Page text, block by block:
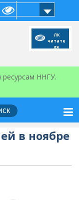
ЛК
читате
ля
ресурсам ННГУ.
в ноябре